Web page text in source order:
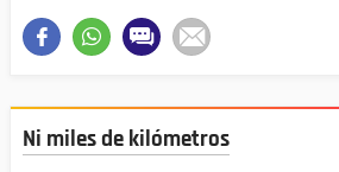
Ni miles de kilómetros